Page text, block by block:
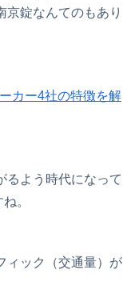
京錠なんてのもあり
カー4社の特徴を解
るよう時代になって
。
ィック（交通量）が